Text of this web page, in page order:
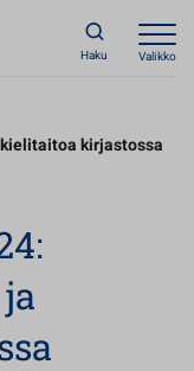
Haku Valikko
kirjastossa